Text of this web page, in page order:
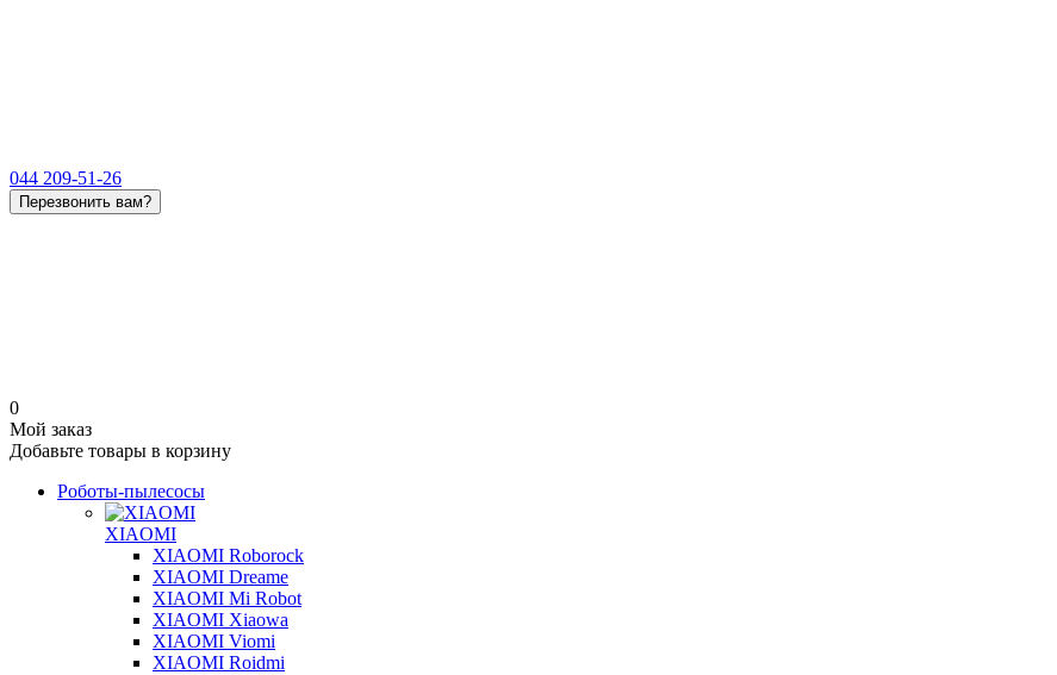
044 209-51-26
Перезвонить вам?
0
Мой заказ
Добавьте товары в корзину
Роботы-пылесосы
XIAOMI
XIAOMI Roborock
XIAOMI Dreame
XIAOMI Mi Robot
XIAOMI Xiaowa
XIAOMI Viomi
XIAOMI Roidmi